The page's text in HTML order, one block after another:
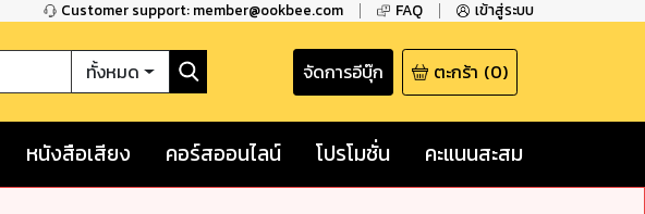
Customer support: member@ookbee.com FAQ เข้าสู่ระบบ
ทั้งหมด จัดการอีบุ๊ก ตะกร้า (0)
หนังสือเสียง คอร์สออนไลน์ โปรโมชั่น คะแนนสะสม